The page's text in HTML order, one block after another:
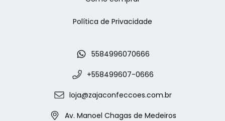
Política de Privacidade
5584996070666
+558499607-0666
loja@zajaconfeccoes.com.br
Av. Manoel Chagas de Medeiros